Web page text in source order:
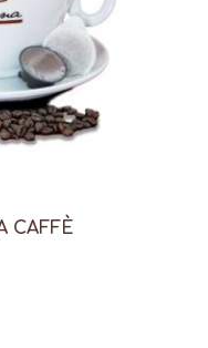
CAFFÈ